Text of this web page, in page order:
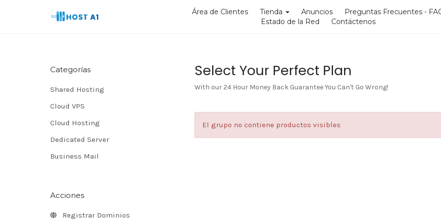
Área de Clientes Tienda Anuncios
Preguntas Frecuentes -
Estado de la Red
Contáctenos
Categorías
Shared Hosting
Cloud VPS
Cloud Hosting
Dedicated Server
Business Mail
Acciones
Registrar Dominios
Select Your Perfect Plan
With our 24 Hour Money Back Guarantee You Can't Go Wrong!
El grupo no contiene productos visibles